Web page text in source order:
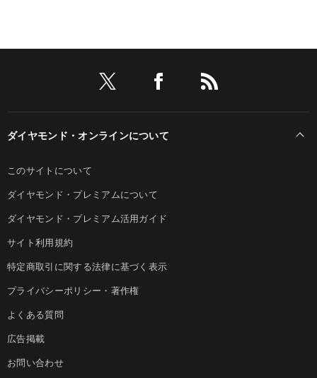
ダイヤモンド・オンラインについて
このサイトについて
ダイヤモンド・プレミアムについて
ダイヤモンド・プレミアム活用ガイド
サイト利用規約
特定商取引に関する法律に基づく表示
プライバシーポリシー・著作権
よくある質問
広告掲載
お問い合わせ